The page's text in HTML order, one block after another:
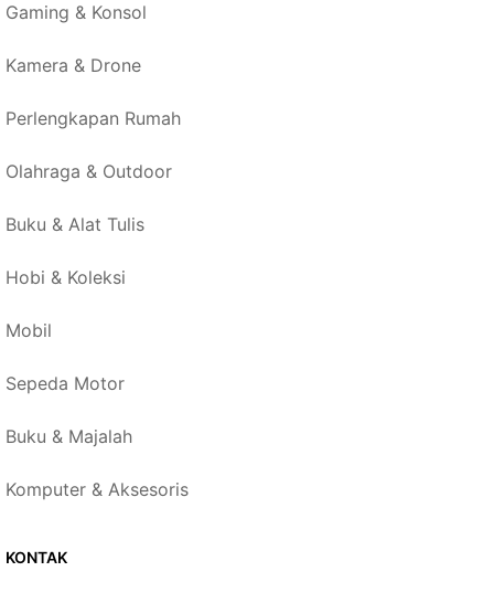
Gaming & Konsol
Kamera & Drone
Perlengkapan Rumah
Olahraga & Outdoor
Buku & Alat Tulis
Hobi & Koleksi
Mobil
Sepeda Motor
Buku & Majalah
Komputer & Aksesoris
KONTAK